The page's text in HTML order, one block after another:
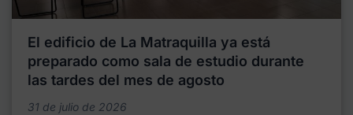
El edificio de La Matraquilla ya está
preparado como sala de estudio durante
las tardes del mes de agosto
31 de julio de 2026